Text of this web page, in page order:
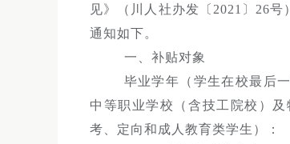
见》（川人社办发〔2021〕26
通知如下。
一、补贴对象
毕业学年（学生在校最后
中等职业学校（含技工院校）
考、定向和成人教育类学生）：